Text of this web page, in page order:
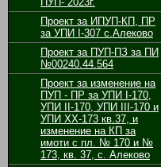
Проект за ИПУП-КП, ПР
за УПИ I-307 с.Алеково
Проект за ПУП-ПЗ за ПИ
№00240.44.564
Проект за изменение на
ПУП - ПР за УПИ І-170,
УПИ ІІ-170, УПИ ІІІ-170 и
УПИ ХХ-173 кв.37, и
изменение на КП за
имоти с пл. № 170 и №
173, кв. 37, с. Алеково